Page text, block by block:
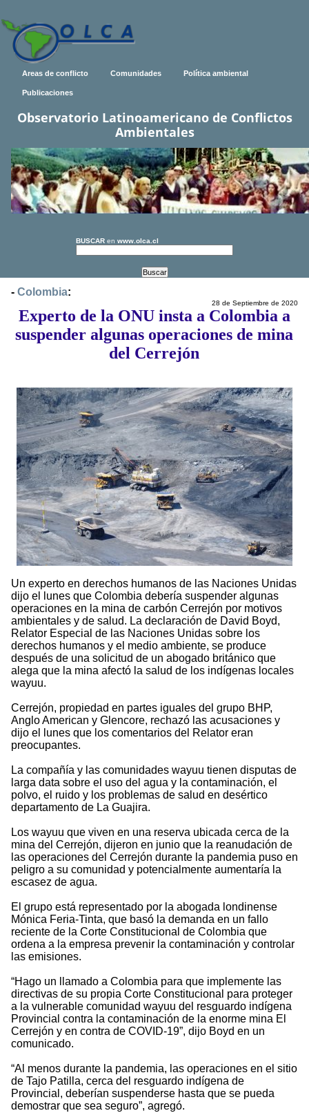
Areas de conflicto Comunidades Política ambiental
Publicaciones
Observatorio Latinoamericano de Conflictos
Ambientales
BUSCAR en www.olca.cl
- Colombia:
28 de Septiembre de 2020
Experto de la ONU insta a Colombia a
suspender algunas operaciones de mina
del Cerrejón
Un experto en derechos humanos de las Naciones Unidas
dijo el lunes que Colombia debería suspender algunas
operaciones en la mina de carbón Cerrejón por motivos
ambientales y de salud. La declaración de David Boyd,
Relator Especial de las Naciones Unidas sobre los
derechos humanos y el medio ambiente, se produce
después de una solicitud de un abogado británico que
alega que la mina afectó la salud de los indígenas locales
wayuu.
Cerrejón, propiedad en partes iguales del grupo BHP,
Anglo American y Glencore, rechazó las acusaciones y
dijo el lunes que los comentarios del Relator eran
preocupantes.
La compañía y las comunidades wayuu tienen disputas de
larga data sobre el uso del agua y la contaminación, el
polvo, el ruido y los problemas de salud en desértico
departamento de La Guajira.
Los wayuu que viven en una reserva ubicada cerca de la
mina del Cerrejón, dijeron en junio que la reanudación de
las operaciones del Cerrejón durante la pandemia puso en
peligro a su comunidad y potencialmente aumentaría la
escasez de agua.
El grupo está representado por la abogada londinense
Mónica Feria-Tinta, que basó la demanda en un fallo
reciente de la Corte Constitucional de Colombia que
ordena a la empresa prevenir la contaminación y controlar
las emisiones.
“Hago un llamado a Colombia para que implemente las
directivas de su propia Corte Constitucional para proteger
a la vulnerable comunidad wayuu del resguardo indígena
Provincial contra la contaminación de la enorme mina El
Cerrejón y en contra de COVID-19”, dijo Boyd en un
comunicado.
“Al menos durante la pandemia, las operaciones en el sitio
de Tajo Patilla, cerca del resguardo indígena de
Provincial, deberían suspenderse hasta que se pueda
demostrar que sea seguro”, agregó.